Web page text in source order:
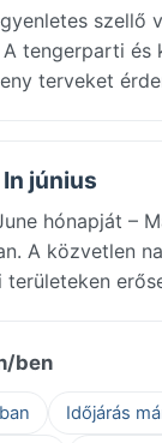
tengerparti
terveket
június
hónapját –
A közvetlen
ben
Időjárás